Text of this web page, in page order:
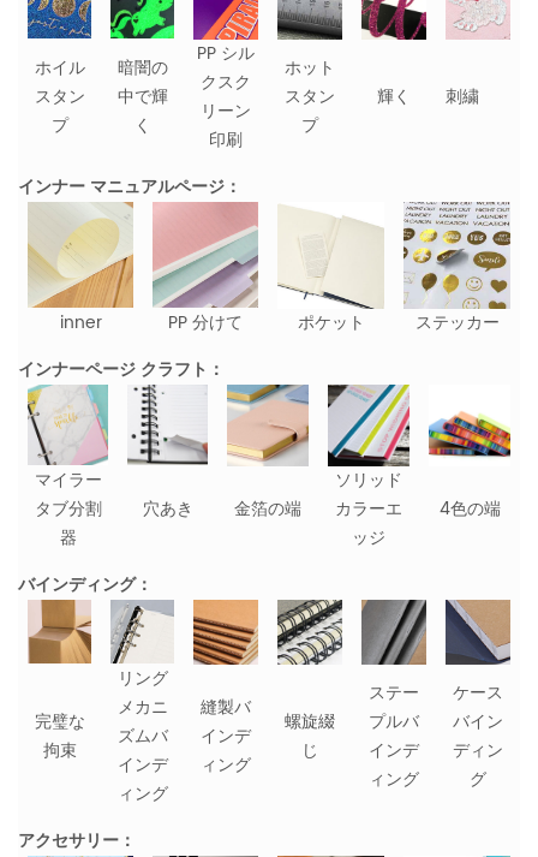
ホイル
スタン
プ
暗闇の
中で輝
く
PP シル
クスク
リーン
印刷
ホット
スタン
プ
輝く 刺繍
インナー マニュアルページ：
inner PP 分けて ポケット
ステッカー
インナーページ クラフト：
マイラー
タブ分割
器
穴あき 金箔の端
ソリッド
カラーエ
ッジ
4色の端
バインディング：
完璧な
拘束
リング
メカニ
ズムバ
インデ
ィング
縫製バ
インデ
ィング
螺旋綴
じ
ステー
プルバ
インデ
ィング
ケース
バイン
ディン
グ
アクセサリー：